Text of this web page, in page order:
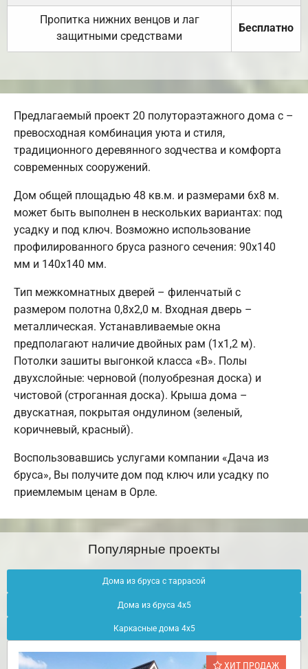
Пропитка нижних венцов и лаг
защитными средствами
Бесплатно
Предлагаемый проект 20 полутораэтажного дома с –
превосходная комбинация уюта и стиля,
традиционного деревянного зодчества и комфорта
современных сооружений.
Дом общей площадью 48 кв.м. и размерами 6х8 м.
может быть выполнен в нескольких вариантах: под
усадку и под ключ. Возможно использование
профилированного бруса разного сечения: 90х140
мм и 140х140 мм.
Тип межкомнатных дверей – филенчатый с
размером полотна 0,8х2,0 м. Входная дверь –
металлическая. Устанавливаемые окна
предполагают наличие двойных рам (1х1,2 м).
Потолки зашиты выгонкой класса «В». Полы
двухслойные: черновой (полуобрезная доска) и
чистовой (строганная доска). Крыша дома –
двускатная, покрытая ондулином (зеленый,
коричневый, красный).
Воспользовавшись услугами компании «Дача из
бруса», Вы получите дом под ключ или усадку по
приемлемым ценам в Орле.
Популярные проекты
Дома из бруса с таррасой
Дома из бруса 4х5
Каркасные дома 4х5
ХИТ ПРОДАЖ